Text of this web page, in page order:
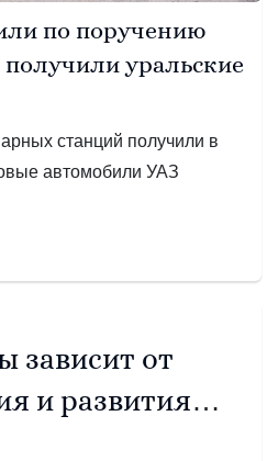
по поручению
уральские
станций получили в
автомобили УАЗ
зависит от
и развития